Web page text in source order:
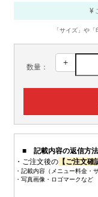
「サイズ」や
数量：
+
■ 記載内容の返信方法
・ご注文後の【ご注文確
・記載内容（メニュー料金・
・写真画像・ロゴマークなど